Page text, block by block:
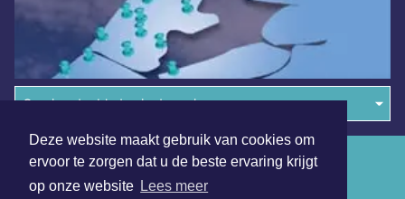
Deze website maakt gebruik van cookies om
ervoor te zorgen dat u de beste ervaring krijgt
op onze website Lees meer
Overige dagbladen in de regio
Algemene voorwaarden
Disclaimer